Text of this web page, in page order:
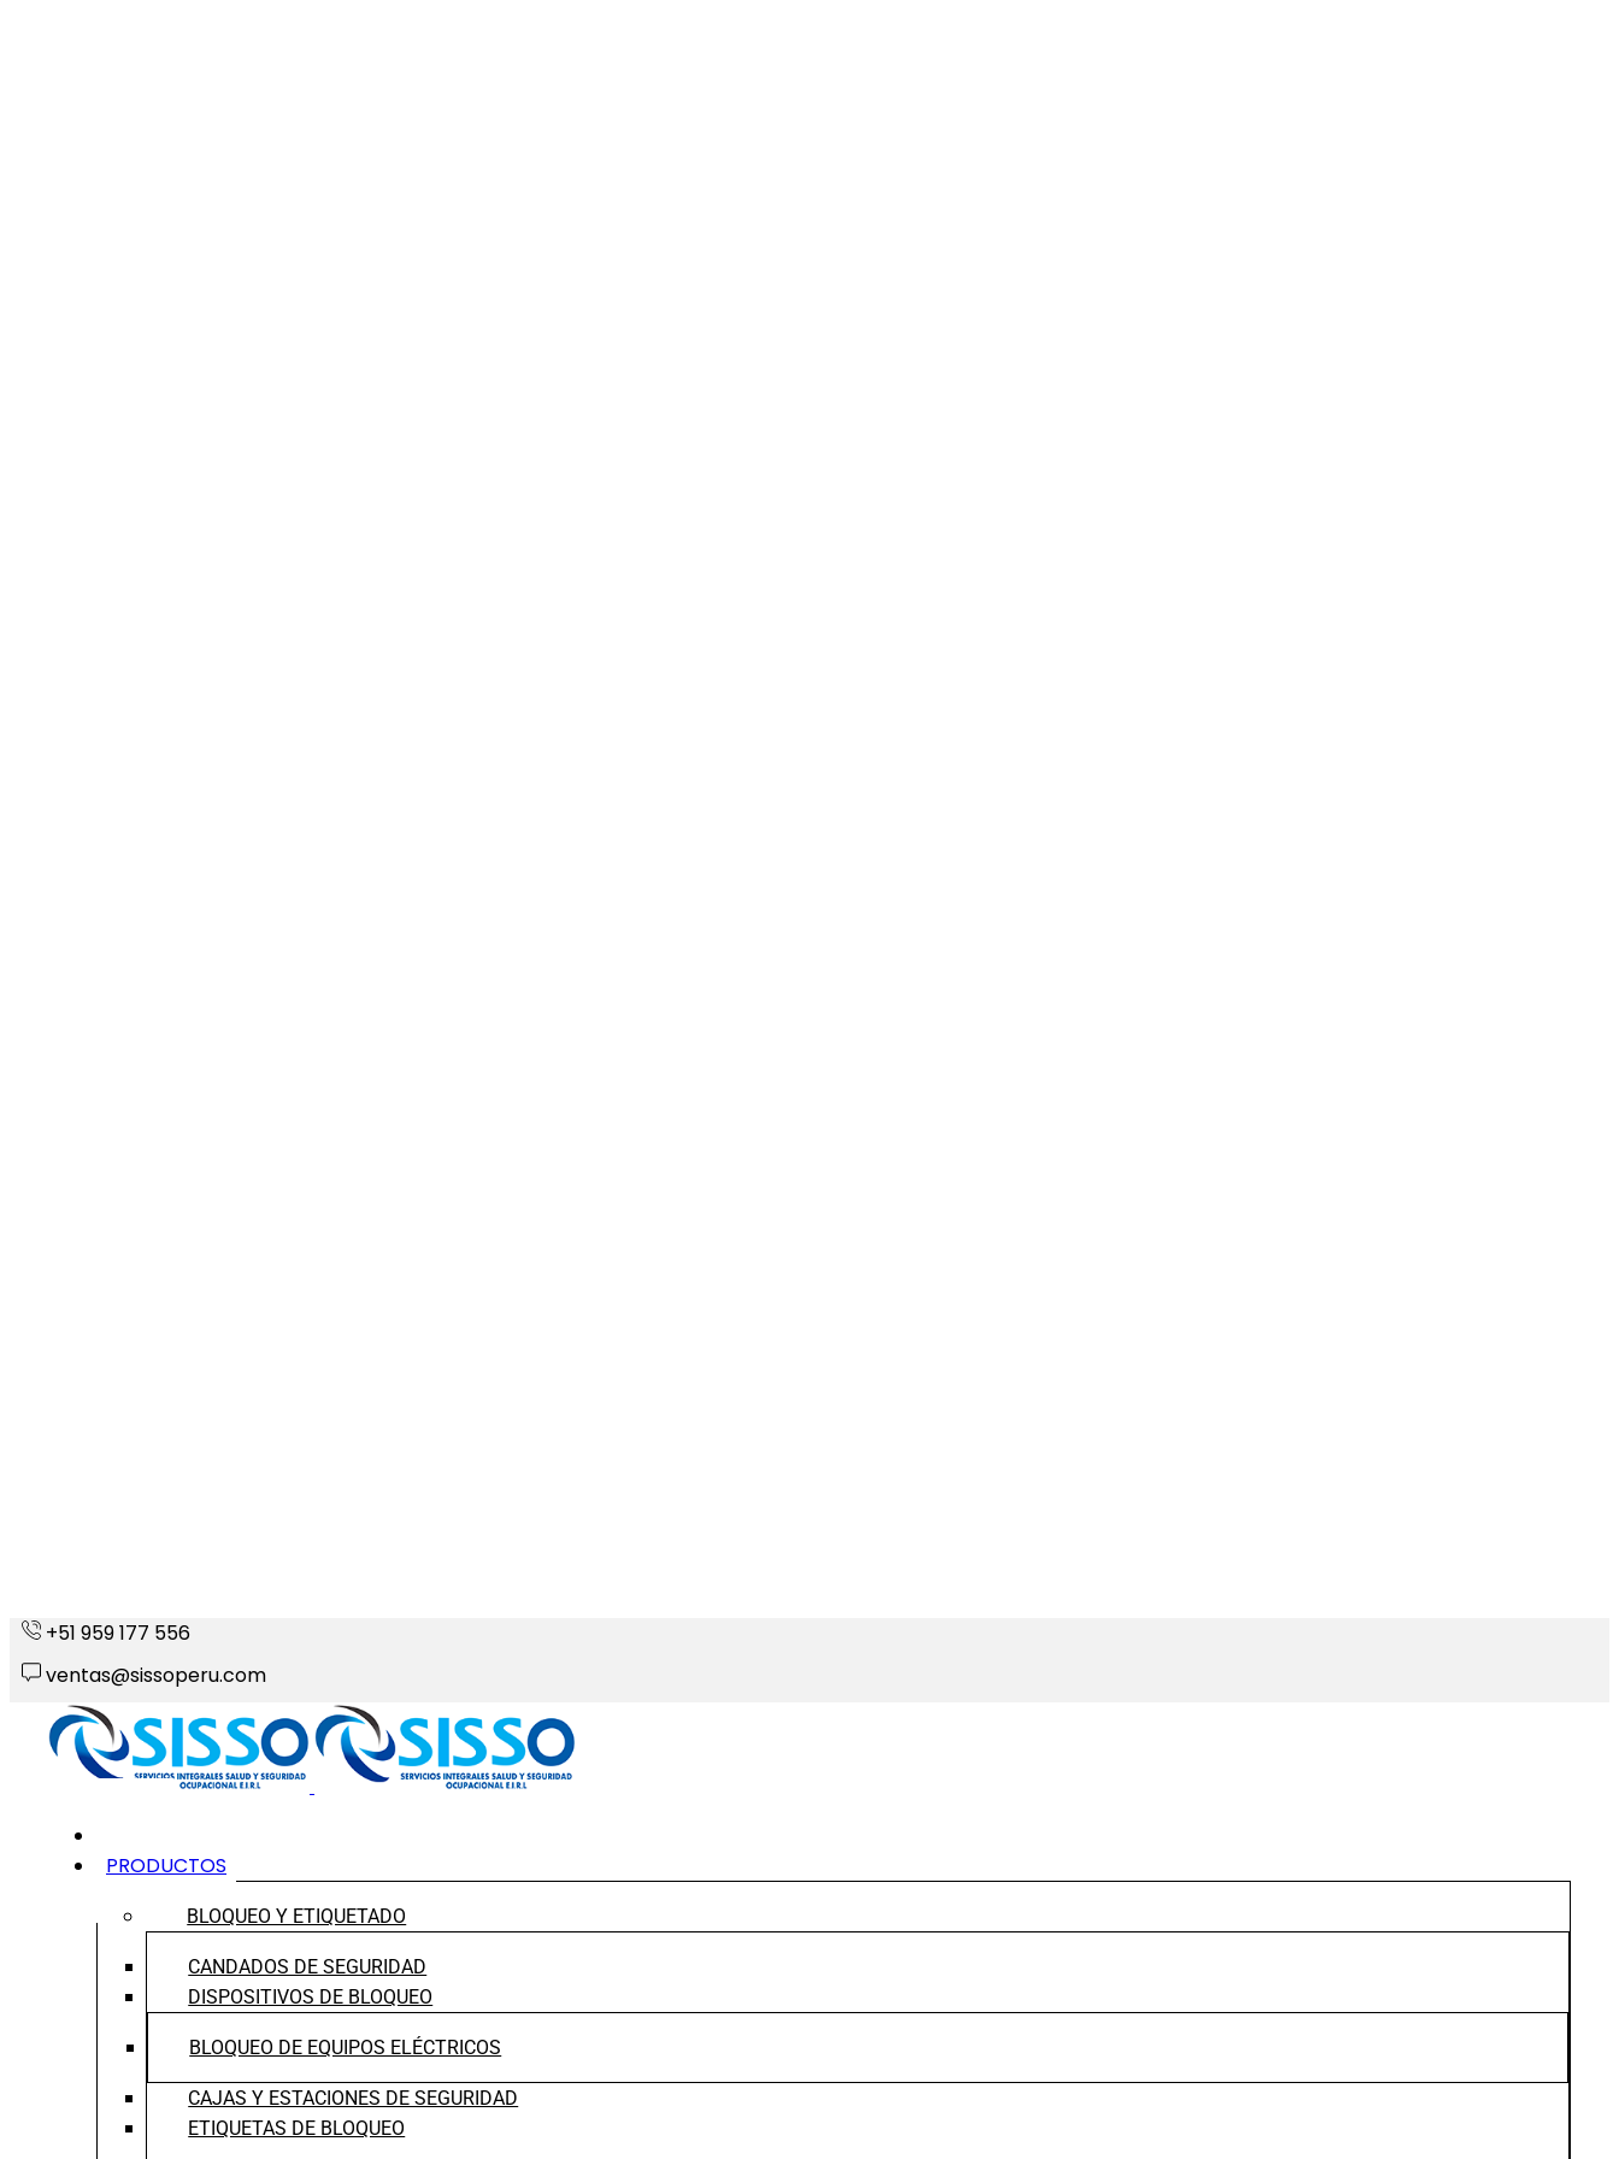
+51 959 177 556
ventas@sissoperu.com
PRODUCTOS
BLOQUEO Y ETIQUETADO
CANDADOS DE SEGURIDAD
DISPOSITIVOS DE BLOQUEO
BLOQUEO DE EQUIPOS ELÉCTRICOS
CAJAS Y ESTACIONES DE SEGURIDAD
ETIQUETAS DE BLOQUEO